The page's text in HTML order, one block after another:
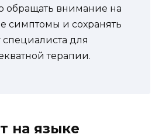
обращать внимание на
симптомы и сохранять
для
терапии.
на языке